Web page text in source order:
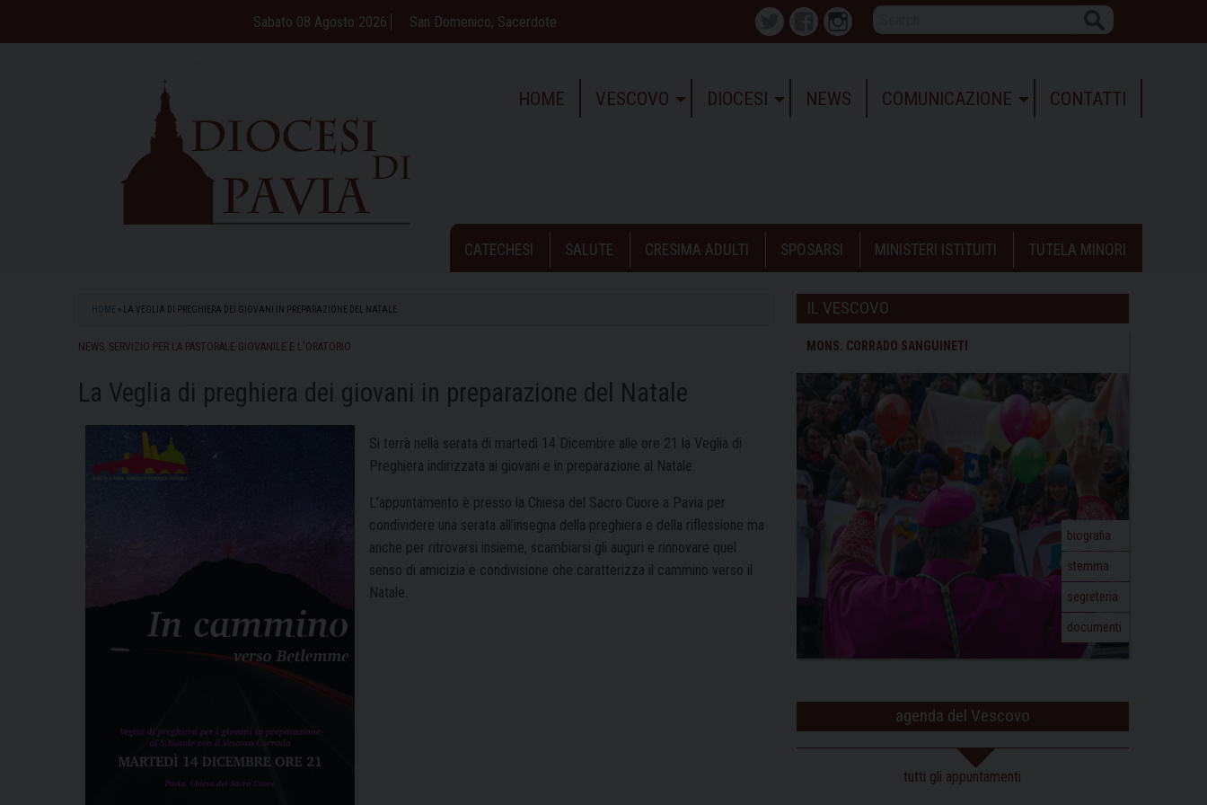
Sabato 08 Agosto 2026 San Domenico, Sacerdote Twitter FacebookInstagram
HOME VESCOVO DIOCESI NEWS COMUNICAZIONE CONTATTI
CATECHESI SALUTE CRESIMA ADULTI SPOSARSI MINISTERI ISTITUITI TUTELA MINORI
HOME » LA VEGLIA DI PREGHIERA DEI GIOVANI IN PREPARAZIONE DEL NATALE
NEWS SERVIZIO PER LA PASTORALE GIOVANILE E L'ORATORIO
La Veglia di preghiera dei giovani in preparazione del Natale
Si terrà nella serata di martedì 14 Dicembre alle ore 21 la Veglia di
Preghiera indirizzata ai giovani e in preparazione al Natale.
L’appuntamento è presso la Chiesa del Sacro Cuore a Pavia per
condividere una serata all’insegna della preghiera e della riflessione ma
anche per ritrovarsi insieme, scambiarsi gli auguri e rinnovare quel
senso di amicizia e condivisione che caratterizza il cammino verso il
Natale.
IL VESCOVO
MONS. CORRADO SANGUINETI
biografia
stemma
segreteria
documenti
agenda del Vescovo
tutti gli appuntamenti